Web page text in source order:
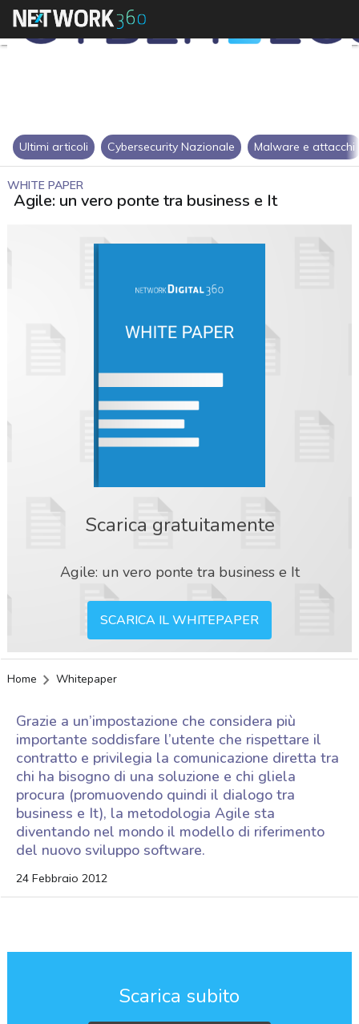
Ultimi articoli Cybersecurity Nazionale Malware e attacchi
WHITE PAPER
Agile: un vero ponte tra business e It
Scarica gratuitamente
Agile: un vero ponte tra business e It
SCARICA IL WHITEPAPER
Home Whitepaper
Grazie a un’impostazione che considera più
importante soddisfare l’utente che rispettare il
contratto e privilegia la comunicazione diretta tra
chi ha bisogno di una soluzione e chi gliela
procura (promuovendo quindi il dialogo tra
business e It), la metodologia Agile sta
diventando nel mondo il modello di riferimento
del nuovo sviluppo software.
24 Febbraio 2012
Scarica subito